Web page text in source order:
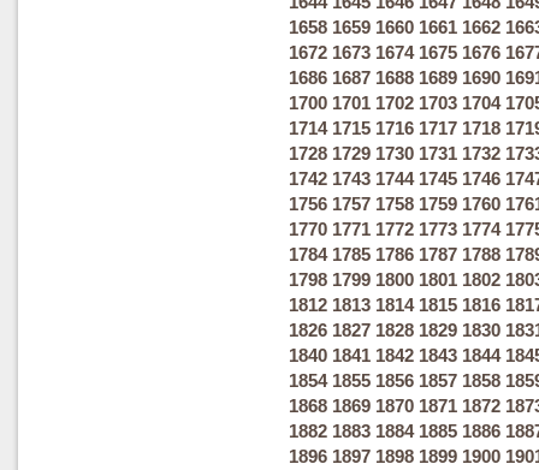
1658 1659 1660 1661 1662
1672 1673 1674 1675 1676
1686 1687 1688 1689 1690
1700 1701 1702 1703 1704
1714 1715 1716 1717 1718
1728 1729 1730 1731 1732
1742 1743 1744 1745 1746
1756 1757 1758 1759 1760
1770 1771 1772 1773 1774
1784 1785 1786 1787 1788
1798 1799 1800 1801 1802
1812 1813 1814 1815 1816
1826 1827 1828 1829 1830
1840 1841 1842 1843 1844
1854 1855 1856 1857 1858
1868 1869 1870 1871 1872
1882 1883 1884 1885 1886
1896 1897 1898 1899 1900